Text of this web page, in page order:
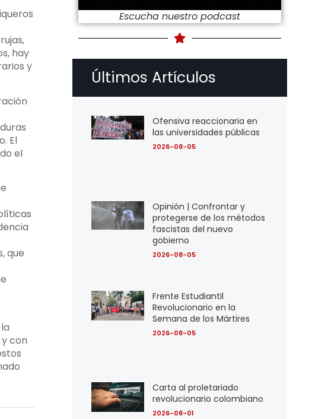
hay
y
El
el
que
con
Escucha nuestro podcast
Últimos Artículos
Ofensiva reaccionaria en
las universidades públicas
2026-08-05
Opinión | Confrontar y
protegerse de los métodos
fascistas del nuevo
gobierno
2026-08-05
Frente Estudiantil
Revolucionario en la
Semana de los Mártires
2026-08-05
Carta al proletariado
revolucionario colombiano
2026-08-01